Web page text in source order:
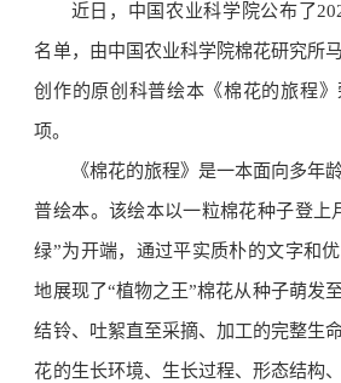
近日，中国农业科学院公布了
名单，由中国农业科学院棉花研究所
创作的原创科普绘本《棉花的旅程
项。
《棉花的旅程》是一本面向多年
普绘本。该绘本以一粒棉花种子登上
绿”为开端，通过平实质朴的文字和
地展现了“植物之王”棉花从种子萌发
结铃、吐絮直至采摘、加工的完整生
花的生长环境、生长过程、形态结构